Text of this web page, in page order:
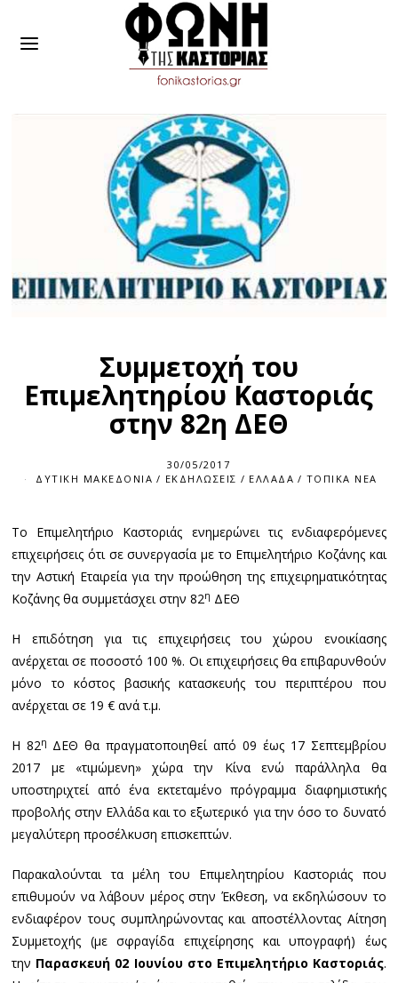
Συμμετοχή του
Επιμελητηρίου Καστοριάς
στην 82η ΔΕΘ
30/05/2017
ΔΥΤΙΚΉ ΜΑΚΕΔΟΝΊΑ / ΕΚΔΗΛΏΣΕΙΣ / ΕΛΛΆΔΑ / ΤΟΠΙΚΆ ΝΈΑ
Το Επιμελητήριο Καστοριάς ενημερώνει τις ενδιαφερόμενες
επιχειρήσεις ότι σε συνεργασία με το Επιμελητήριο Κοζάνης και
την Αστική Εταιρεία για την προώθηση της επιχειρηματικότητας
Κοζάνης θα συμμετάσχει στην 82η ΔΕΘ
Η επιδότηση για τις επιχειρήσεις του χώρου ενοικίασης
ανέρχεται σε ποσοστό 100 %. Οι επιχειρήσεις θα επιβαρυνθούν
μόνο το κόστος βασικής κατασκευής του περιπτέρου που
ανέρχεται σε 19 € ανά τ.μ.
Η 82η ΔΕΘ θα πραγματοποιηθεί από 09 έως 17 Σεπτεμβρίου
2017 με «τιμώμενη» χώρα την Κίνα ενώ παράλληλα θα
υποστηριχτεί από ένα εκτεταμένο πρόγραμμα διαφημιστικής
προβολής στην Ελλάδα και το εξωτερικό για την όσο το δυνατό
μεγαλύτερη προσέλκυση επισκεπτών.
Παρακαλούνται τα μέλη του Επιμελητηρίου Καστοριάς που
επιθυμούν να λάβουν μέρος στην Έκθεση, να εκδηλώσουν το
ενδιαφέρον τους συμπληρώνοντας και αποστέλλοντας Αίτηση
Συμμετοχής (με σφραγίδα επιχείρησης και υπογραφή) έως
την Παρασκευή 02 Ιουνίου στο Επιμελητήριο Καστοριάς.